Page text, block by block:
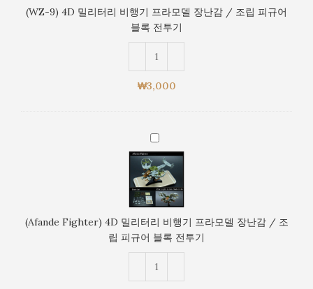
립
피
어
블
록
기
리
비
프
라
장
난
감
/
조
립
피
어
블
(WZ-9) 4D 밀리터리 비행기 프라모델 장난감 / 조립 피규어
블록 전투기
₩3,000
(Afande
Fighter)
4D
밀
리
리
비
(Afande Fighter) 4D 밀리터리 비행기 프라모델 장난감 / 조
립 피규어 블록 전투기